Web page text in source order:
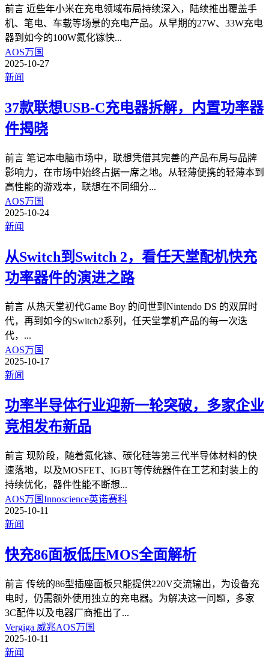
前言 近些年小米在充电领域布局持续深入，陆续推出覆盖手
机、笔电、车载等场景的充电产品。从早期的27W、33W充电
器到如今的100W氮化镓快...
AOS万国
2025-10-27
新闻
37款联想USB-C充电器拆解，内置功率器
件揭晓
前言 笔记本电脑市场中，联想凭借其完善的产品布局与品牌
影响力，在市场中始终占据一席之地。从轻薄便携的轻薄本到
高性能的游戏本，联想在不同细分...
AOS万国
2025-10-24
新闻
从Switch到Switch 2，看任天堂配机快充
功率器件的演进之路
前言 从热天堂初代Game Boy 的问世到Nintendo DS 的双屏时
代，再到如今的Switch2系列，任天堂掌机产品的每一次迭
代， ...
AOS万国
2025-10-17
新闻
功率半导体行业迎新一轮突破，多家企业
竞相发布新品
前言 现阶段，随着氮化镓、碳化硅等第三代半导体材料的快
速落地，以及MOSFET、IGBT等传统器件在工艺和封装上的
持续优化，器件性能不断想...
AOS万国Innoscience英诺赛科
2025-10-11
新闻
快充86面板低压MOS全面解析
前言 传统的86型插座面板只能提供220V交流输出，为设备充
电时，仍需额外使用独立的充电器。为解决这一问题，多家
3C配件以及电器厂商推出了...
Vergiga 威兆AOS万国
2025-10-11
新闻